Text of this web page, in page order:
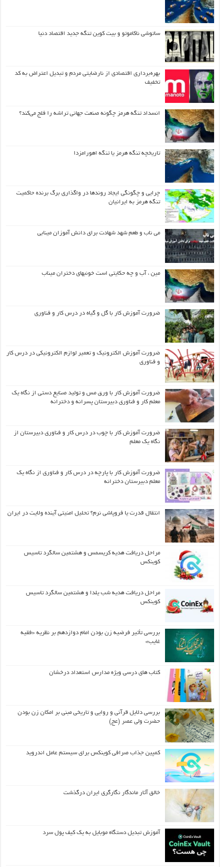
ساتوشی ناکاموتو و بیت کوین تنگه جدید اقتصاد دنیا
بهره‌برداری اقتصادی از نارضایتی مردم و تبدیل اعتراض به کد
تخفیف
انسداد تنگه هرمز چگونه صنعت جهانی تراشه را فلج می‌کند؟
تاریخچه تنگه هرمز یا تنگه اهورامزدا
چرایی و چگونگی ایجاد روندها در واگذاری برگ برنده حاکمیت
تنگه هرمز به ایرانیان
می ناب و طعم شهد شهادت برای دانش آموزان مینابی
مین ، آب و چه حکایتی است خونبهای دختران میناب
ضرورت آموزش کار با گل و گیاه در درس کار و فناوری
ضرورت آموزش الکترونیک و تعمیر لوازم الکترونیکی در درس کار
و فناوری
ضرورت آموزش کار با ورق مس و تولید صنایع دستی از نگاه یک
معلم کار و فناوری دبیرستان پسرانه و دخترانه
ضرورت آموزش کار با چوب در درس کار و فناوری دبیرستان از
نگاه یک معلم
ضرورت آموزش کار با پارچه در درس کار و فناوری از نگاه یک
معلم دبیرستان دخترانه
انتقال قدرت یا فروپاشی نرم؟ تحلیل امنیتی آینده ولایت در ایران
مراحل دریافت هدیه کریسمس و هشتمین سالگرد تاسیس
کوینکس
مراحل دریافت هدیه شب یلدا و هشتمین سالگرد تاسیس
کوینکس
بررسی تأثیر فرضیه زن بودن امام دوازدهم بر نظریه «فقیه
غایب»
کتاب های درسی ویژه مدارس استعداد درخشان
بررسی دلایل قرآنی و روایی و تاریخی مبنی بر امکان زن بودن
حضرت ولی عصر (عج)
کمپین جذاب صرافی کوینکس برای سیستم عامل اندروید
خالق آثار ماندگار نگارگری ایران درگذشت
آموزش تبدیل دستگاه موبایل به یک کیف‌ پول سرد